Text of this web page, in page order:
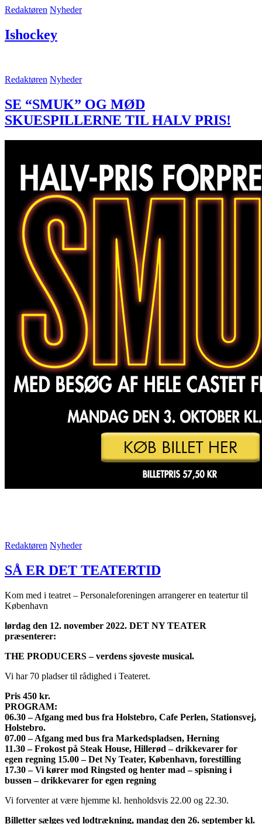
Redaktøren Nyheder
Ishockey
Redaktøren Nyheder
SE “SMUK” OG MØD
SKUESPILLERNE TIL HALV PRIS!
Redaktøren Nyheder
SÅ ER DET TEATERTID
Kom med i teatret – Personaleforeningen arrangerer en teatertur til
København
lørdag den 12. november 2022. DET NY TEATER
præsenterer:
THE PRODUCERS – verdens sjoveste musical.
Vi har 70 pladser til rådighed i Teateret.
Pris 450 kr.
PROGRAM:
06.30 – Afgang med bus fra Holstebro, Cafe Perlen, Stationsvej,
Holstebro.
07.00 – Afgang med bus fra Markedspladsen, Herning
11.30 – Frokost på Steak House, Hillerød – drikkevarer for
egen regning 15.00 – Det Ny Teater, København, forestilling
17.30 – Vi kører mod Ringsted og henter mad – spisning i
bussen – drikkevarer for egen regning
Vi forventer at være hjemme kl. henholdsvis 22.00 og 22.30.
Billetter sælges ved lodtrækning, mandag den 26. september kl.